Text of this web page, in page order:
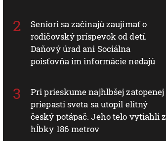
Seniori sa začínajú zaujímať o
rodičovský príspevok od detí.
Daňový úrad ani Sociálna
poisťovňa im informácie nedajú
Pri prieskume najhlbšej zatopenej
priepasti sveta sa utopil elitný
český potápač. Jeho telo vytiahli z
hĺbky 186 metrov